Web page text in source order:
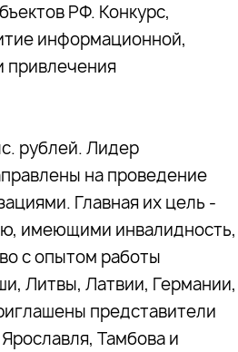
РФ. Конкурс,
информационной,
привлечения
рублей. Лидер
на проведение
Главная их цель -
имеющими инвалидность,
с опытом работы
Литвы, Латвии, Германии,
представители
Тамбова и